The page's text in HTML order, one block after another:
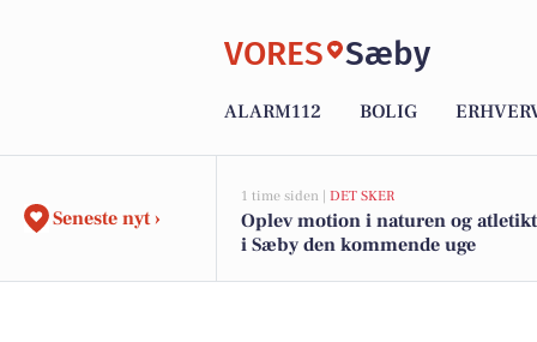
VORES Sæby
ALARM112 BOLIG
Seneste nyt ›
1 time siden | DET SKER
Oplev motion i naturen og
i Sæby den kommende uge